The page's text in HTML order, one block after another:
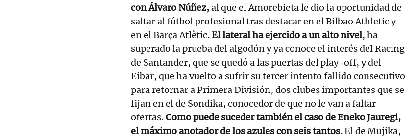
con Álvaro Núñez,al que el Amorebieta le dio la oportunidad de
saltar al fútbol profesional tras destacar en el Bilbao Athletic y
en el Barça Atlètic. El lateral ha ejercido a un alto nivel, ha
superado la prueba del algodón y ya conoce el interés del Racing
de Santander, que se quedó a las puertas del play-off, y del
Eibar, que ha vuelto a sufrir su tercer intento fallido consecutivo
para retornar a Primera División, dos clubes importantes que se
fijan en el de Sondika, conocedor de que no le van a faltar
ofertas. Como puede suceder también el caso de Eneko Jauregi,
el máximo anotador de los azules con seis tantos.El de Mujika,